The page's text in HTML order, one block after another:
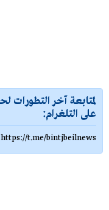
لمتابعة آخر
على التلغرام:
https://t.me/bintjbeilnews